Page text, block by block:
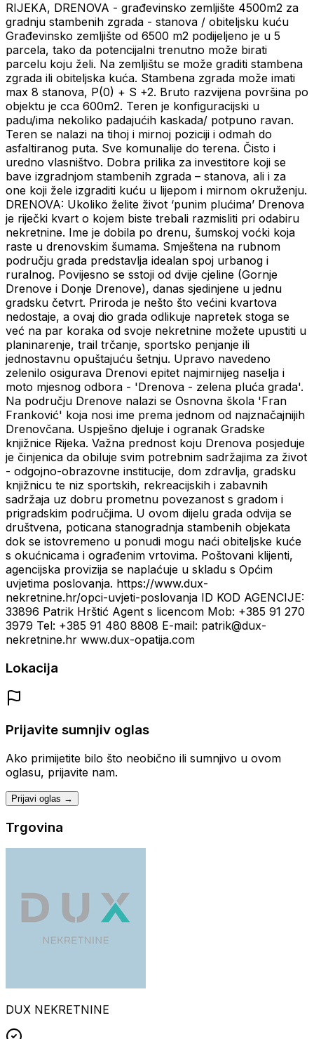
RIJEKA, DRENOVA - građevinsko zemljište 4500m2 za
gradnju stambenih zgrada - stanova / obiteljsku kuću
Građevinsko zemljište od 6500 m2 podijeljeno je u 5
parcela, tako da potencijalni trenutno može birati
parcelu koju želi. Na zemljištu se može graditi stambena
zgrada ili obiteljska kuća. Stambena zgrada može imati
max 8 stanova, P(0) + S +2. Bruto razvijena površina po
objektu je cca 600m2. Teren je konfiguracijski u
padu/ima nekoliko padajućih kaskada/ potpuno ravan.
Teren se nalazi na tihoj i mirnoj poziciji i odmah do
asfaltiranog puta. Sve komunalije do terena. Čisto i
uredno vlasništvo. Dobra prilika za investitore koji se
bave izgradnjom stambenih zgrada – stanova, ali i za
one koji žele izgraditi kuću u lijepom i mirnom okruženju.
DRENOVA: Ukoliko želite život ‘punim plućima’ Drenova
je riječki kvart o kojem biste trebali razmisliti pri odabiru
nekretnine. Ime je dobila po drenu, šumskoj voćki koja
raste u drenovskim šumama. Smještena na rubnom
području grada predstavlja idealan spoj urbanog i
ruralnog. Povijesno se sstoji od dvije cjeline (Gornje
Drenove i Donje Drenove), danas sjedinjene u jednu
gradsku četvrt. Priroda je nešto što većini kvartova
nedostaje, a ovaj dio grada odlikuje napretek stoga se
već na par koraka od svoje nekretnine možete upustiti u
planinarenje, trail trčanje, sportsko penjanje ili
jednostavnu opuštajuću šetnju. Upravo navedeno
zelenilo osigurava Drenovi epitet najmirnijeg naselja i
moto mjesnog odbora - 'Drenova - zelena pluća grada'.
Na području Drenove nalazi se Osnovna škola 'Fran
Franković' koja nosi ime prema jednom od najznačajnijih
Drenovčana. Uspješno djeluje i ogranak Gradske
knjižnice Rijeka. Važna prednost koju Drenova posjeduje
je činjenica da obiluje svim potrebnim sadržajima za život
- odgojno-obrazovne institucije, dom zdravlja, gradsku
knjižnicu te niz sportskih, rekreacijskih i zabavnih
sadržaja uz dobru prometnu povezanost s gradom i
prigradskim područjima. U ovom dijelu grada odvija se
društvena, poticana stanogradnja stambenih objekata
dok se istovremeno u ponudi mogu naći obiteljske kuće
s okućnicama i ograđenim vrtovima. Poštovani klijenti,
agencijska provizija se naplaćuje u skladu s Općim
uvjetima poslovanja. https://www.dux-
nekretnine.hr/opci-uvjeti-poslovanja ID KOD AGENCIJE:
33896 Patrik Hrštić Agent s licencom Mob: +385 91 270
3979 Tel: +385 91 480 8808 E-mail: patrik@dux-
nekretnine.hr www.dux-opatija.com
Lokacija
Prijavite sumnjiv oglas
Ako primijetite bilo što neobično ili sumnjivo u ovom
oglasu, prijavite nam.
Prijavi oglas →
Trgovina
DUX NEKRETNINE